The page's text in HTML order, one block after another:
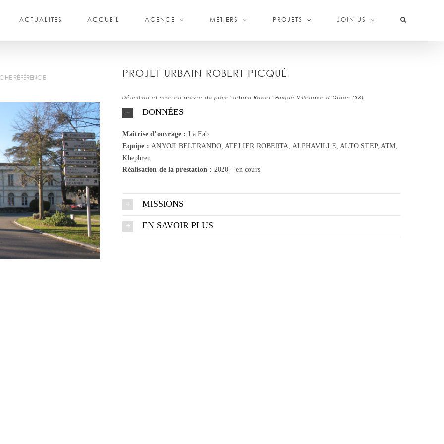
ACTUALITÉS ACCUEIL AGENCE MÉTIERS PROJETS JOIN US
RÉFÉRENCE PROJET URBAIN ROBERT PICQUÉ
Définition et mise en œuvre du projet urbain Robert Picqué Villenave-d’Ornon (33)
DONNÉES
Maîtrise d’ouvrage : La Fab
Equipe : ANYOJI BELTRANDO, ATELIER ROBERTA, ALPHAVILLE, ALTO STEP, ATM,
Khephren
Réalisation de la prestation : 2020 – en cours
MISSIONS
EN SAVOIR PLUS